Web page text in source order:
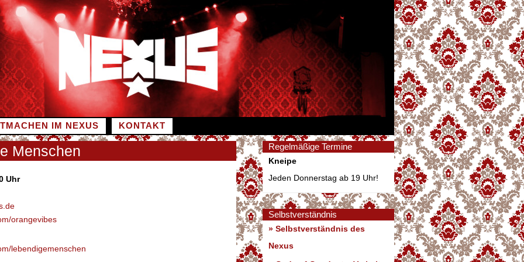
IM NEXUS KONTAKT
Menschen
Uhr
orangevibes
lebendigemenschen
Regelmäßige Termine
Kneipe
Jeden Donnerstag ab 19 Uhr!
Selbstverständnis
» Selbstverständnis des
Nexus